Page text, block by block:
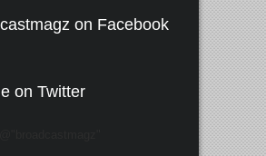
on Facebook
on Twitter